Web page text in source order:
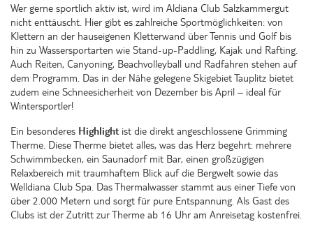
Wer gerne sportlich aktiv ist, wird im Aldiana Club Salzkammergut
nicht enttäuscht. Hier gibt es zahlreiche Sportmöglichkeiten: von
Klettern an der hauseigenen Kletterwand über Tennis und Golf bis
hin zu Wassersportarten wie Stand-up-Paddling, Kajak und Rafting.
Auch Reiten, Canyoning, Beachvolleyball und Radfahren stehen auf
dem Programm. Das in der Nähe gelegene Skigebiet Tauplitz bietet
zudem eine Schneesicherheit von Dezember bis April – ideal für
Wintersportler!
Ein besonderes Highlightist die direkt angeschlossene Grimming
Therme. Diese Therme bietet alles, was das Herz begehrt: mehrere
Schwimmbecken, ein Saunadorf mit Bar, einen großzügigen
Relaxbereich mit traumhaftem Blick auf die Bergwelt sowie das
Welldiana Club Spa. Das Thermalwasser stammt aus einer Tiefe von
über 2.000 Metern und sorgt für pure Entspannung. Als Gast des
Clubs ist der Zutritt zur Therme ab 16 Uhr am Anreisetag kostenfrei.